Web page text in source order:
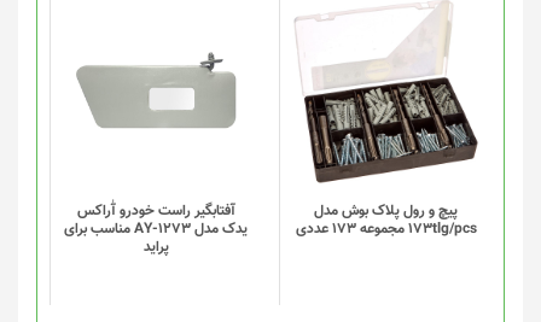
پیچ و رول پلاک بوش مدل
173tlg/pcs مجموعه 173 عددی
محصول
دارای
انواع
مختلفی
می
باشد.
گزینه
ها
آفتابگیر راست خودرو آٰراکس
یدک مدل AY-1273 مناسب برای
پراید
محصول
دارای
انواع
مختلفی
گزینه
ها